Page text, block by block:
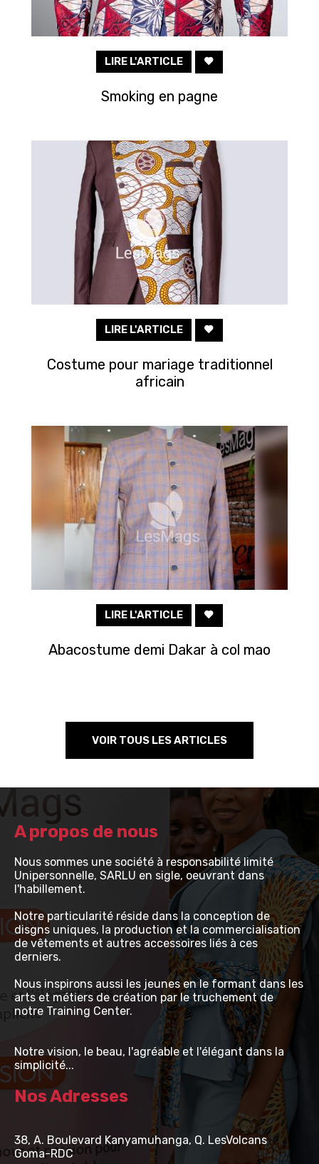
LIRE L'ARTICLE
Smoking en pagne
LIRE L'ARTICLE
Costume pour mariage traditionnel
africain
LIRE L'ARTICLE
Abacostume demi Dakar à col mao
VOIR TOUS LES ARTICLES
A propos de nous
Nous sommes une société à responsabilité limité
Unipersonnelle, SARLU en sigle, oeuvrant dans
l'habillement.
Notre particularité réside dans la conception de
disgns uniques, la production et la commercialisation
de vêtements et autres accessoires liés à ces
derniers.
Nous inspirons aussi les jeunes en le formant dans les
arts et métiers de création par le truchement de
notre Training Center.
Notre vision, le beau, l'agréable et l'élégant dans la
simplicité...
Nos Adresses
38, A. Boulevard Kanyamuhanga, Q. LesVolcans
Goma-RDC